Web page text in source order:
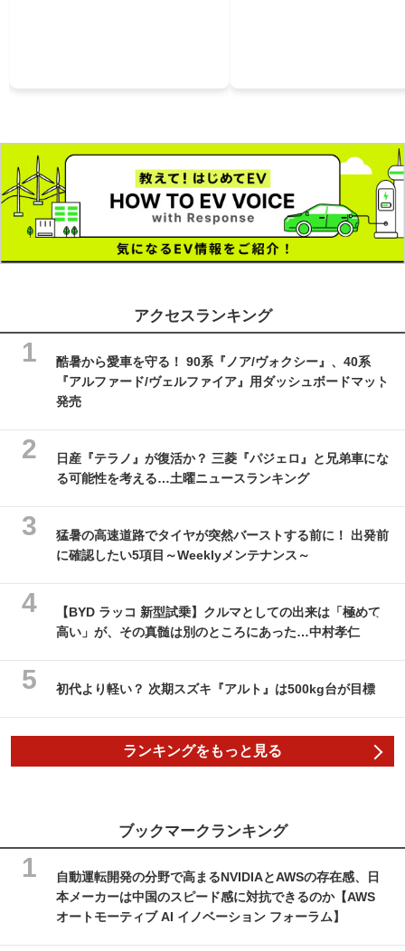
アクセスランキング
酷暑から愛車を守る！ 90系『ノア/ヴォクシー』、40系
『アルファード/ヴェルファイア』用ダッシュボードマット
発売
日産『テラノ』が復活か？ 三菱『パジェロ』と兄弟車にな
る可能性を考える…土曜ニュースランキング
猛暑の高速道路でタイヤが突然バーストする前に！ 出発前
に確認したい5項目～Weeklyメンテナンス～
【BYD ラッコ 新型試乗】クルマとしての出来は「極めて
高い」が、その真髄は別のところにあった…中村孝仁
初代より軽い？ 次期スズキ『アルト』は500kg台が目標
ランキングをもっと見る
ブックマークランキング
自動運転開発の分野で高まるNVIDIAとAWSの存在感、日
本メーカーは中国のスピード感に対抗できるのか【AWS
オートモーティブ AI イノベーション フォーラム】